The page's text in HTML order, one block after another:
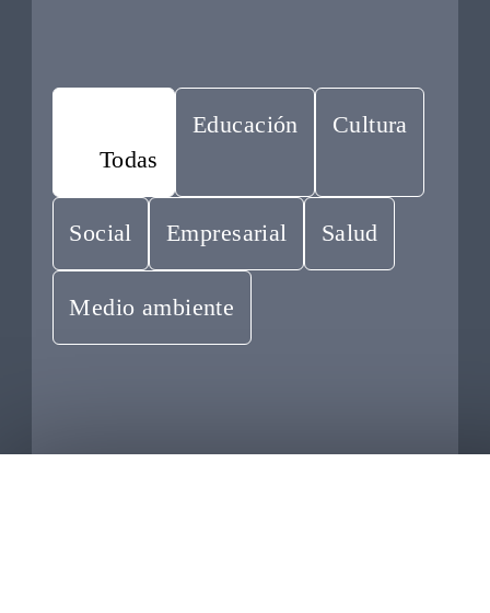
Todas
Educación Cultura
Social Empresarial Salud
Medio ambiente